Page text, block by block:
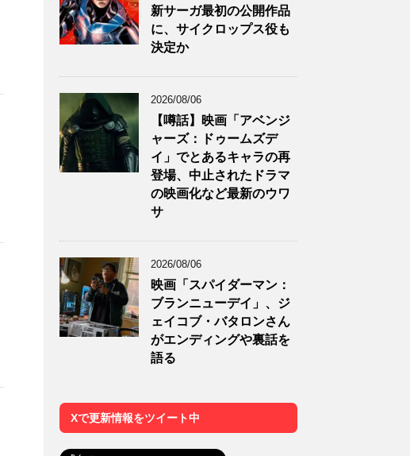
新サーガ最初の公開作品
に、サイクロップス役も
決定か
2026/08/06
【噂話】映画「アベンジ
ャーズ：ドゥームズデ
イ」でとあるキャラの再
登場、中止されたドラマ
の映画化など最新のウワ
サ
2026/08/06
映画「スパイダーマン：
ブランニューデイ」、ジ
ェイコブ・バタロンさん
がエンディングや裏話を
語る
Xで更新情報をツイート中